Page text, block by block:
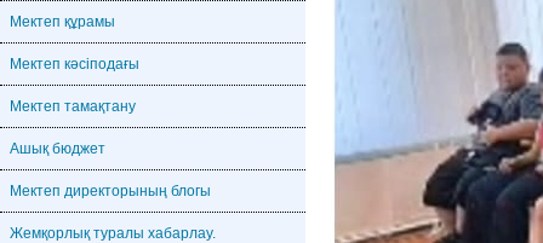
Мектеп құрамы
Мектеп кәсіподағы
Мектеп тамақтану
Ашық бюджет
Мектеп директорының блогы
Жемқорлық туралы хабарлау.